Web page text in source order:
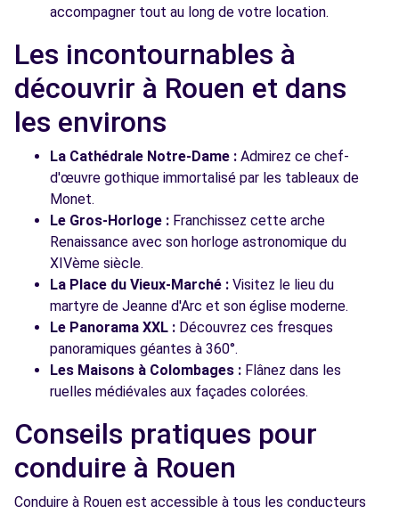
accompagner tout au long de votre location.
Les incontournables à
découvrir à Rouen et dans
les environs
La Cathédrale Notre-Dame : Admirez ce chef-
d'œuvre gothique immortalisé par les tableaux de
Monet.
Le Gros-Horloge : Franchissez cette arche
Renaissance avec son horloge astronomique du
XIVème siècle.
La Place du Vieux-Marché : Visitez le lieu du
martyre de Jeanne d'Arc et son église moderne.
Le Panorama XXL : Découvrez ces fresques
panoramiques géantes à 360°.
Les Maisons à Colombages : Flânez dans les
ruelles médiévales aux façades colorées.
Conseils pratiques pour
conduire à Rouen
Conduire à Rouen est accessible à tous les conducteurs